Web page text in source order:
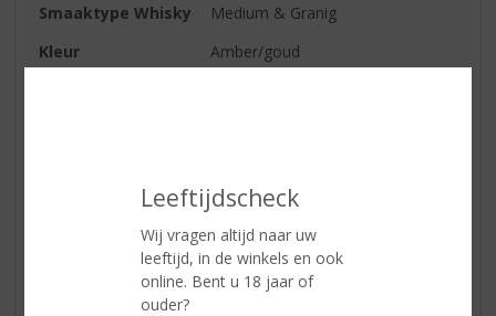
Leeftijdscheck
Wij vragen altijd naar uw
leeftijd, in de winkels en ook
online. Bent u 18 jaar of
ouder?
Smaaktype Whisky
Medium & Granig
Kleur
Amber/goud
eiken achterin de mond
Reviews